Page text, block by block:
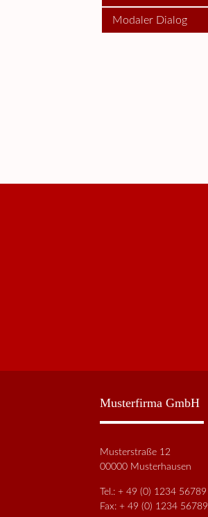
Modaler Dialog
Musterfirma GmbH
Musterstraße 12
00000 Musterhausen
Tel.: + 49 (0) 1234 56789
Fax: + 49 (0) 1234 56789